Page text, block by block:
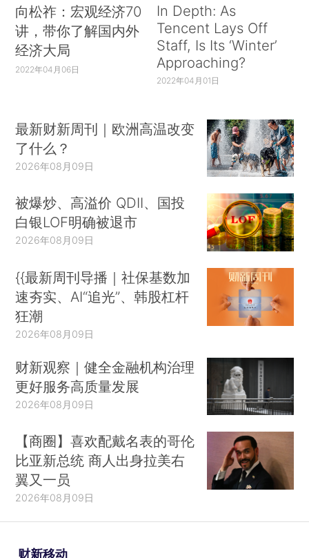
向松祚：宏观经济70
讲，带你了解国内外
经济大局
2022年04月06日
In Depth: As
Tencent Lays Off
Staff, Is Its ‘Winter’
Approaching?
2022年04月01日
最新财新周刊｜欧洲高温改变
了什么？
2026年08月09日
被爆炒、高溢价 QDII、国投
白银LOF明确被退市
2026年08月09日
{{最新周刊导播｜社保基数加
速夯实、AI“追光”、韩股杠杆
狂潮
2026年08月09日
财新观察｜健全金融机构治理
更好服务高质量发展
2026年08月09日
【商圈】喜欢配戴名表的哥伦
比亚新总统 商人出身拉美右
翼又一员
2026年08月09日
财新移动